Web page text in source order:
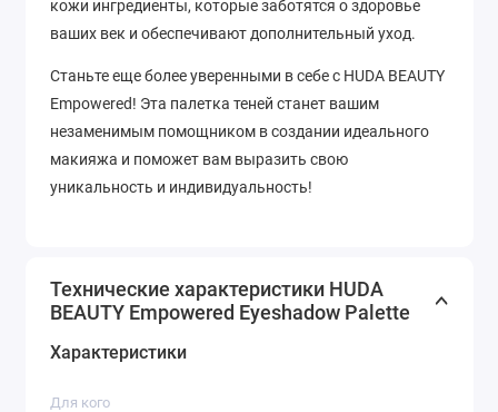
кожи ингредиенты, которые заботятся о здоровье
ваших век и обеспечивают дополнительный уход.
Станьте еще более уверенными в себе с HUDA BEAUTY
Empowered! Эта палетка теней станет вашим
незаменимым помощником в создании идеального
макияжа и поможет вам выразить свою
уникальность и индивидуальность!
Технические характеристики HUDA
BEAUTY Empowered Eyeshadow Palette
Характеристики
Для кого